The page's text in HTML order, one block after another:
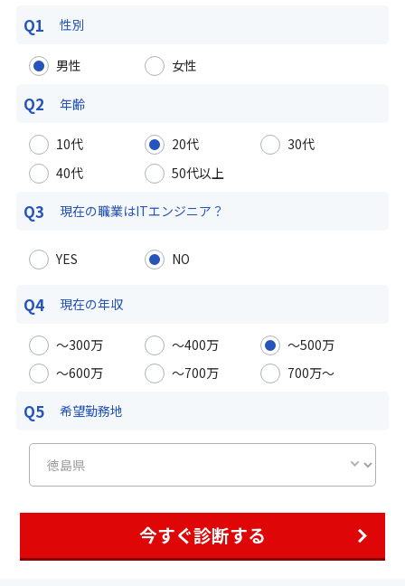
Q1 性別
男性 女性
Q2 年齢
10代 20代
30代
40代
50代以上
Q3 現在の職業はITエンジニア？
YES NO
Q4 現在の年収
〜300万 〜400万
〜500万
〜600万
〜700万 700万〜
Q5 希望勤務地
今すぐ診断する